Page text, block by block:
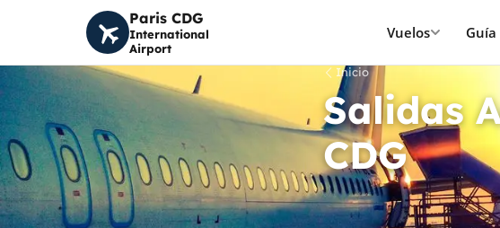
Paris CDG
International
Airport
Vuelos
Inicio
Salidas
CDG